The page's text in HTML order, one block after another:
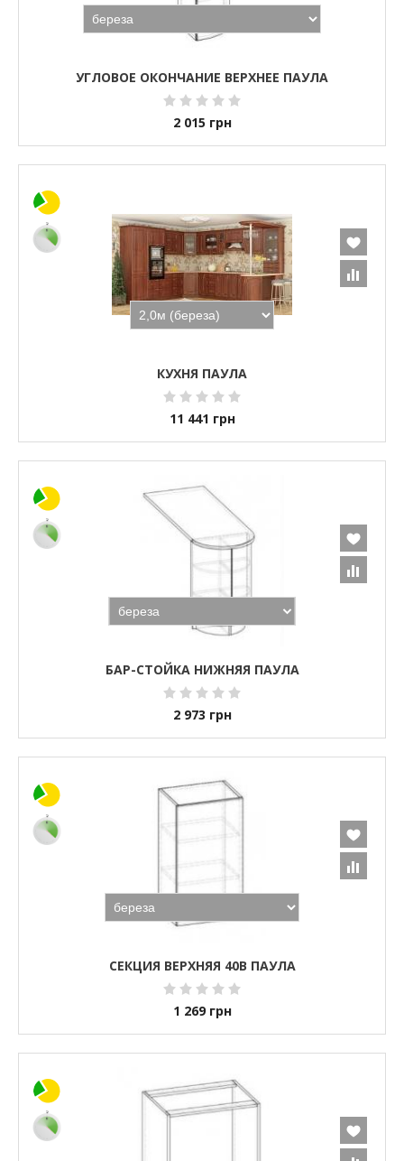
УГЛОВОЕ ОКОНЧАНИЕ ВЕРХНЕЕ ПАУЛА
2 015 грн
КУХНЯ ПАУЛА
11 441 грн
БАР-СТОЙКА НИЖНЯЯ ПАУЛА
2 973 грн
СЕКЦИЯ ВЕРХНЯЯ 40В ПАУЛА
1 269 грн